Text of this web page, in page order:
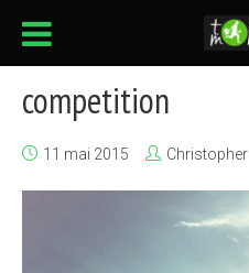
competition
11 mai 2015 Christopher